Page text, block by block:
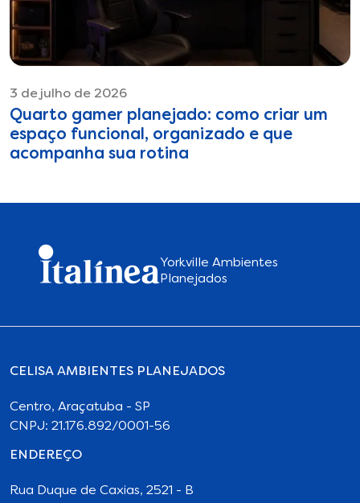
3 de julho de 2026
Quarto gamer planejado: como criar um
espaço funcional, organizado e que
acompanha sua rotina
Yorkville Ambientes
Planejados
CELISA AMBIENTES PLANEJADOS
Centro, Araçatuba - SP
CNPJ: 21.176.892/0001-56
ENDEREÇO
Rua Duque de Caxias, 2521 - B